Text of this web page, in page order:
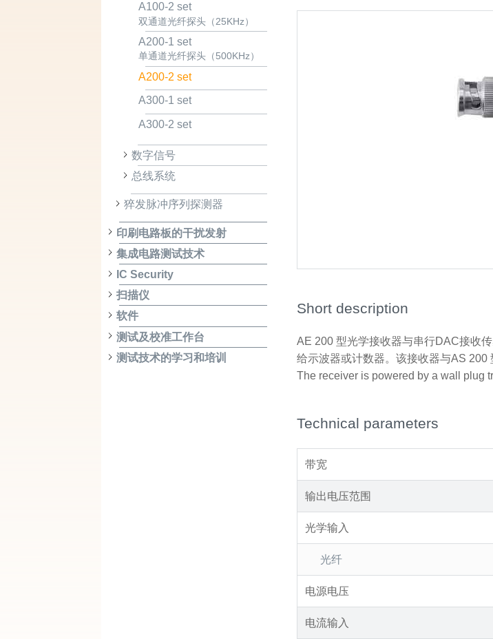
A100-2 set
双通道光纤探头（25KHz）
A200-1 set
单通道光纤探头（500KHz）
A200-2 set
A300-1 set
A300-2 set
数字信号
总线系统
猝发脉冲序列探测器
印刷电路板的干扰发射
集成电路测试技术
IC Security
扫描仪
软件
测试及校准工作台
测试技术的学习和培训
Short description
AE 200 型光学接收器与串行DAC接收
给示波器或计数器。该接收器与AS 200
The receiver is powered by a wall plug
Technical parameters
带宽
输出电压范围
光学输入
光纤
电源电压
电流输入